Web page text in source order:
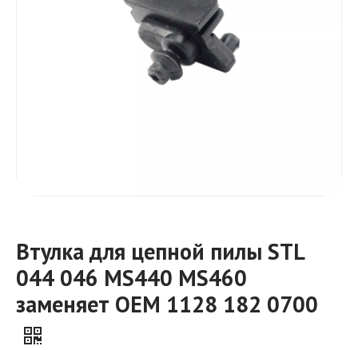
Втулка для цепной пилы STL
044 046 MS440 MS460
заменяет OEM 1128 182 0700